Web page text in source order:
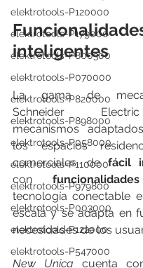
elektrotools-P120000
elektrotools-P179000
elektrotools-P800300
elektrotools-P070000
elektrotools-P820000
elektrotools-P898000
elektrotools-P058000
elektrotools-P110000
elektrotools-P979800
elektrotools-P003000
elektrotools-P122000
elektrotools-P547000
inteligentes
La gama de
Schneider
mecanismos
los espacios
comerciales, de fácil
con
tecnología conectable
escala y se adapta en
necesidades de los
New Unica cuenta